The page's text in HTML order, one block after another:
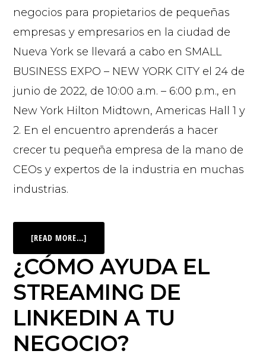
negocios para propietarios de pequeñas
empresas y empresarios en la ciudad de
Nueva York se llevará a cabo en SMALL
BUSINESS EXPO – NEW YORK CITY el 24 de
junio de 2022, de 10:00 a.m. – 6:00 p.m., en
New York Hilton Midtown, Americas Hall 1 y
2. En el encuentro aprenderás a hacer
crecer tu pequeña empresa de la mano de
CEOs y expertos de la industria en muchas
industrias.
[READ MORE…]
¿CÓMO AYUDA EL
STREAMING DE
LINKEDIN A TU
NEGOCIO?